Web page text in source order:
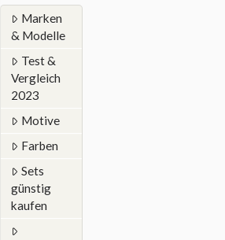
Marken
& Modelle
Test &
Vergleich
2023
Motive
Farben
Sets
günstig
kaufen